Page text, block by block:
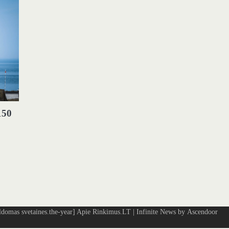
svetaines.the-year] Apie Rinkimus.LT| Infinite News by Ascendoor